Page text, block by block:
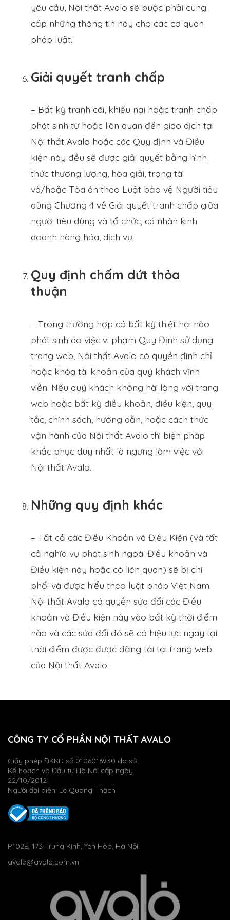
yêu cầu, Nội thất Avalo sẽ buộc phải cung
cấp những thông tin này cho các cơ quan
pháp luật.
Giải quyết tranh chấp
– Bất kỳ tranh cãi, khiếu nại hoặc tranh chấp
phát sinh từ hoặc liên quan đến giao dịch tại
Nội thất Avalo hoặc các Quy định và Điều
kiện này đều sẽ được giải quyết bằng hình
thức thương lượng, hòa giải, trọng tài
và/hoặc Tòa án theo Luật bảo vệ Người tiêu
dùng Chương 4 về Giải quyết tranh chấp giữa
người tiêu dùng và tổ chức, cá nhân kinh
doanh hàng hóa, dịch vụ.
Quy định chấm dứt thỏa
thuận
– Trong trường hợp có bất kỳ thiệt hại nào
phát sinh do việc vi phạm Quy Định sử dụng
trang web, Nội thất Avalo có quyền đình chỉ
hoặc khóa tài khoản của quý khách vĩnh
viễn. Nếu quý khách không hài lòng với trang
web hoặc bất kỳ điều khoản, điều kiện, quy
tắc, chính sách, hướng dẫn, hoặc cách thức
vận hành của Nội thất Avalo thì biện pháp
khắc phục duy nhất là ngưng làm việc với
Nội thất Avalo.
Những quy định khác
– Tất cả các Điều Khoản và Điều Kiện (và tất
cả nghĩa vụ phát sinh ngoài Điều khoản và
Điều kiện này hoặc có liên quan) sẽ bị chi
phối và được hiểu theo luật pháp Việt Nam.
Nội thất Avalo có quyền sửa đổi các Điều
khoản và Điều kiện này vào bất kỳ thời điểm
nào và các sửa đổi đó sẽ có hiệu lực ngay tại
thời điểm được được đăng tải tại trang web
của Nội thất Avalo.
CÔNG TY CỔ PHẦN NỘI THẤT AVALO
Giấy phép ĐKKD số 0106016930 do sở
Kế hoạch và Đầu tư Hà Nội cấp ngày
22/10/2012
Người đại diện: Lê Quang Thạch
P102E, 173 Trung Kính, Yên Hòa, Hà Nội.
avalo@avalo.com.vn